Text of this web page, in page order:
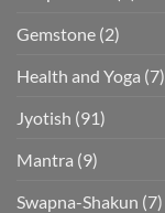
Gemstone (2)
Health and Yoga (7)
Jyotish (91)
Mantra (9)
Swapna-Shakun (7)